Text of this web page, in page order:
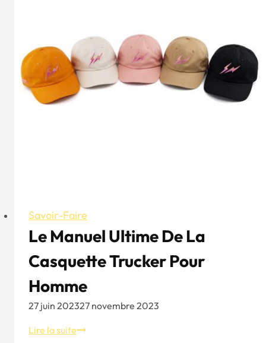
bébés
aux
grands
enfants
Savoir-Faire
Le Manuel Ultime De La
Casquette Trucker Pour
Homme
27 juin 202327 novembre 2023
Lire la suiteLe